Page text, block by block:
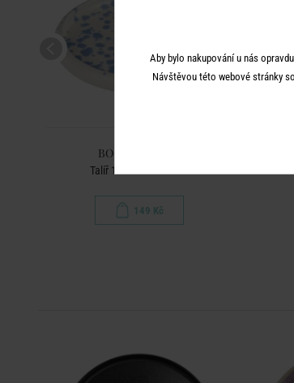
BOOGY SPLASH
Talíř 12 cm - sv. modrá
149 Kč
Aby bylo nakupování u nás
Návštěvou této webové stránky